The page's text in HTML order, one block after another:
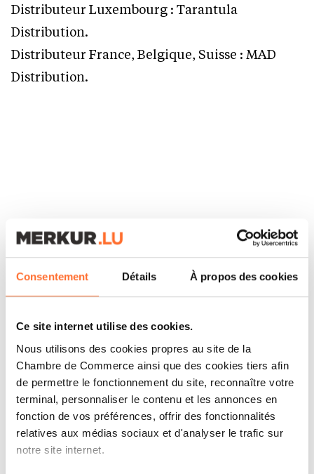
Consentement Détails À propos des cookies
Ce site internet utilise des cookies.
Nous utilisons des cookies propres au site de la
Chambre de Commerce ainsi que des cookies tiers afin
de permettre le fonctionnement du site, reconnaître votre
terminal, personnaliser le contenu et les annonces en
fonction de vos préférences, offrir des fonctionnalités
relatives aux médias sociaux et d'analyser le trafic sur
notre site internet.
Distributeur Luxembourg : Tarantula
Distribution.
Distributeur France, Belgique, Suisse : MAD
Distribution.
ARTICLES ASSOCIÉS